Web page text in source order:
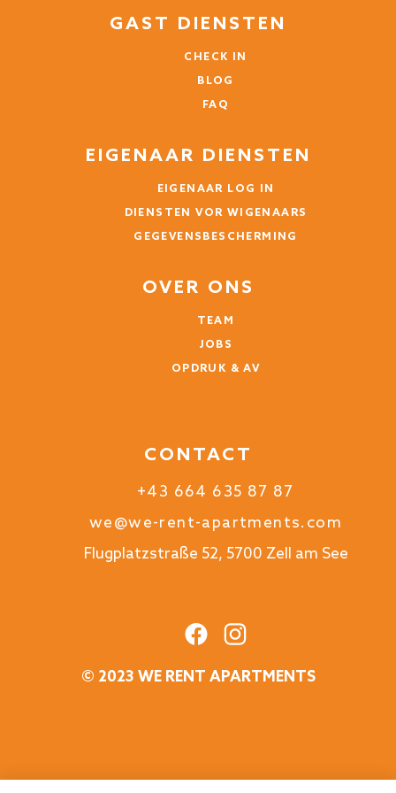
Ausstattung! Für zwei Personen ideal. Kann man nur
werden, schlägt ziemlich laut zu.
IS HET NUTTIG GEWEEST?
Europasportregion “Must-
Super freundliche Gastgeber, modernste
Nähe zur Areitbahn (Schmittenhöhe)
GAST DIENSTEN
CHECK IN
BLOG
FAQ
EIGENAAR DIENSTEN
EIGENAAR LOG IN
DIENSTEN VOR WIGENAARS
GEGEVENSBESCHERMING
OVER ONS
TEAM
JOBS
OPDRUK & AV
CONTACT
+43 664 635 87 87
we@we-rent-apartments.com
Flugplatzstraße 52, 5700 Zell am See
© 2023 WE RENT APARTMENTS